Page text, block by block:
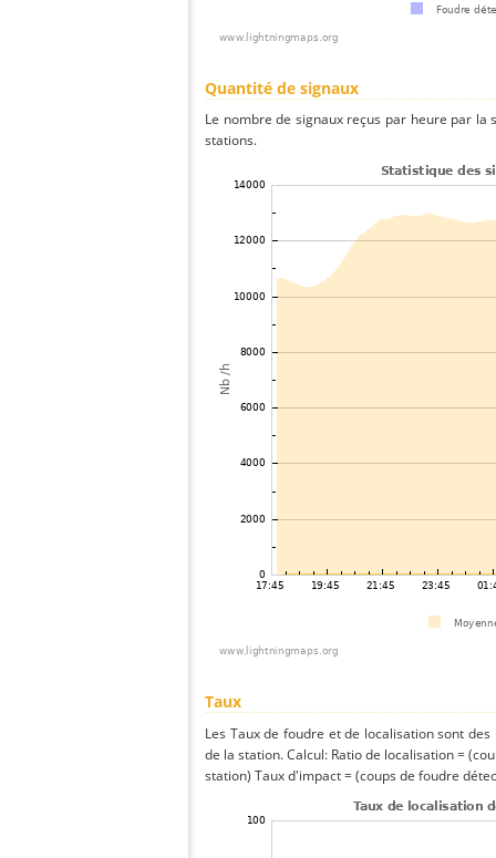
Quantité de signaux
Le nombre de signaux reçus par heure par
stations.
Taux
Les Taux de foudre et de localisation sont
de la station. Calcul: Ratio de localisation =
station) Taux d'impact = (coups de foudre